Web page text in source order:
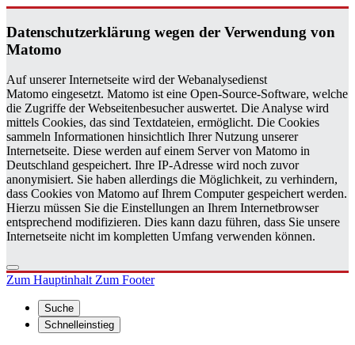
Da­ten­schutz­er­klä­rung wegen der Ver­wen­dung von
Ma­to­mo
Auf unserer Internetseite wird der Webanalysedienst
Matomo eingesetzt. Matomo ist eine Open-Source-Software, welche
die Zugriffe der Webseitenbesucher auswertet. Die Analyse wird
mittels Cookies, das sind Textdateien, ermöglicht. Die Cookies
sammeln Informationen hinsichtlich Ihrer Nutzung unserer
Internetseite. Diese werden auf einem Server von Matomo in
Deutschland gespeichert. Ihre IP-Adresse wird noch zuvor
anonymisiert. Sie haben allerdings die Möglichkeit, zu verhindern,
dass Cookies von Matomo auf Ihrem Computer gespeichert werden.
Hierzu müssen Sie die Einstellungen an Ihrem Internetbrowser
entsprechend modifizieren. Dies kann dazu führen, dass Sie unsere
Internetseite nicht im kompletten Umfang verwenden können.
Zum HauptinhaltZum Footer
Suche
Schnelleinstieg